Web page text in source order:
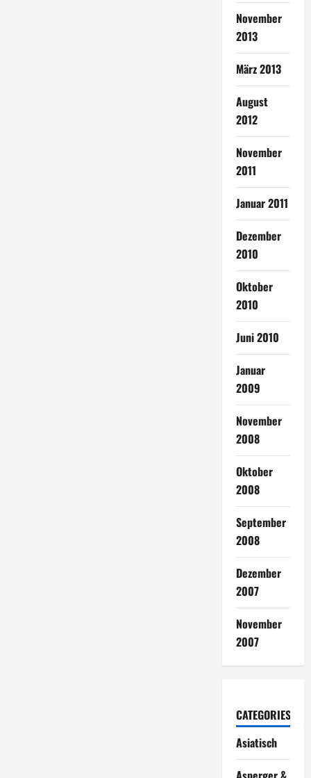
November
2013
März 2013
August
2012
November
2011
Januar 2011
Dezember
2010
Oktober
2010
Juni 2010
Januar
2009
November
2008
Oktober
2008
September
2008
Dezember
2007
November
2007
CATEGORIES
Asiatisch